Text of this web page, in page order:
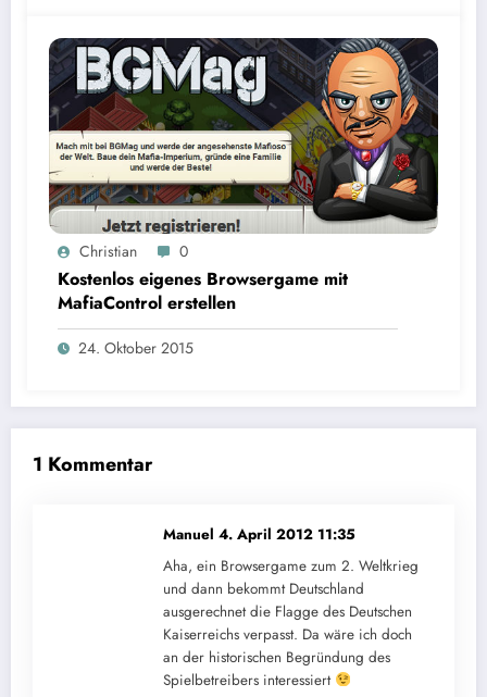
Christian 0
Kostenlos eigenes Browsergame mit
MafiaControl erstellen
24. Oktober 2015
1 Kommentar
Manuel 4. April 2012 11:35
Aha, ein Browsergame zum 2. Weltkrieg
und dann bekommt Deutschland
ausgerechnet die Flagge des Deutschen
Kaiserreichs verpasst. Da wäre ich doch
an der historischen Begründung des
Spielbetreibers interessiert